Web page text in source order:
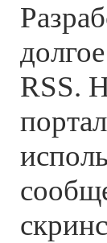
RSS.